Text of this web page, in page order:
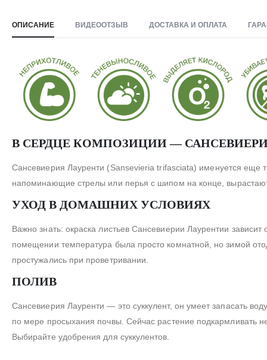
ОПИСАНИЕ ВИДЕООТЗЫВ ДОСТАВКА И ОПЛАТА
В СЕРДЦЕ КОМПОЗИЦИИ —
Сансевиерия Лауренти (Sansevieria trifasciata) именуется
напоминающие стрелы или перья с шипом на конце,
УХОД В ДОМАШНИХ УСЛОВИЯХ
Важно знать: окраска листьев Сансевиерии Лаурентии
помещении температура была просто комнатной, но зимой
простужались при проветривании.
ПОЛИВ
Сансевиерия Лауренти — это суккулент, он умеет запасать
по мере просыхания почвы. Сейчас растение подкармливать
Выбирайте удобрения для суккулентов.